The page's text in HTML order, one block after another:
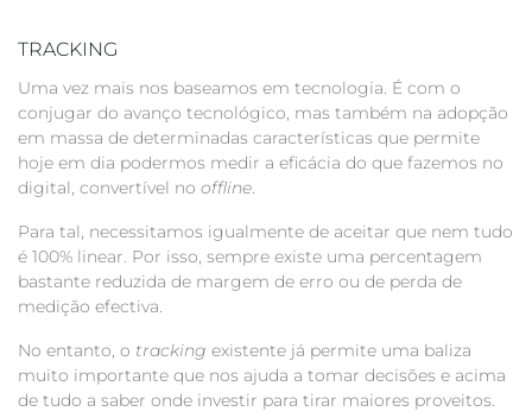
TRACKING
Uma vez mais nos baseamos em tecnologia. É com o
conjugar do avanço tecnológico, mas também na adopção
em massa de determinadas características que permite
hoje em dia podermos medir a eficácia do que fazemos no
digital, convertível no offline.
Para tal, necessitamos igualmente de aceitar que nem tudo
é 100% linear. Por isso, sempre existe uma percentagem
bastante reduzida de margem de erro ou de perda de
medição efectiva.
No entanto, o tracking existente já permite uma baliza
muito importante que nos ajuda a tomar decisões e acima
de tudo a saber onde investir para tirar maiores proveitos.